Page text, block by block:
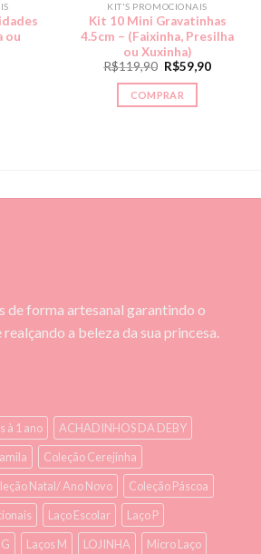
ou
KIT'S PROMOCIONAIS
Kit 10 Mini Gravatinhas
4.5cm – (Faixinha, Presilha
ou Xuxinha)
R$119,90 R$59,90
COMPRAR
de forma artesanal garantindo o
a beleza da sua princesa.
à 1 ano
ACHADINHOS DA DEBY
Coleção Cerejinha
Natal/ Ano Novo
Coleção Páscoa
Laço Escolar
Laço P
Laços M LOJINHA
Micro Laço